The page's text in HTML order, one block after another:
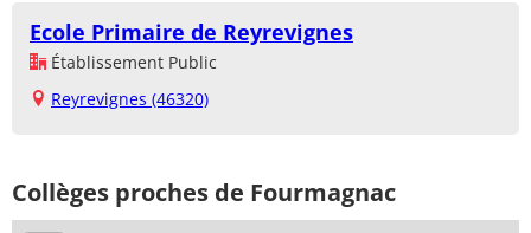
Ecole Primaire de Reyrevignes
Établissement Public
Reyrevignes (46320)
Collèges proches de Fourmagnac